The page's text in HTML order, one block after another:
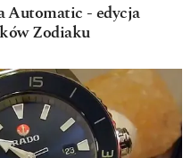
Automatic - edycja
Zodiaku